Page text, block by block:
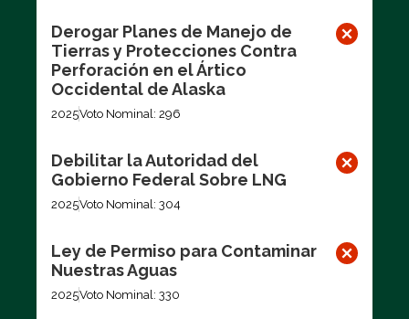
Derogar Planes de Manejo de
Tierras y Protecciones Contra
Perforación en el Ártico
Occidental de Alaska
2025Voto Nominal: 296
Debilitar la Autoridad del
Gobierno Federal Sobre LNG
2025Voto Nominal: 304
Ley de Permiso para Contaminar
Nuestras Aguas
2025Voto Nominal: 330